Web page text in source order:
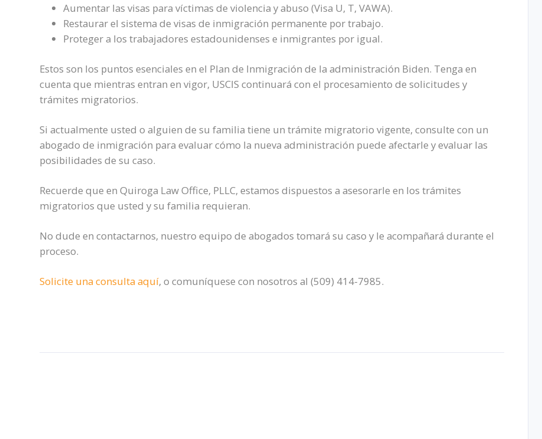
Aumentar las visas para víctimas de violencia y abuso (Visa U, T, VAWA).
Restaurar el sistema de visas de inmigración permanente por trabajo.
Proteger a los trabajadores estadounidenses e inmigrantes por igual.
Estos son los puntos esenciales en el Plan de Inmigración de la administración Biden. Tenga en
cuenta que mientras entran en vigor, USCIS continuará con el procesamiento de solicitudes y
trámites migratorios.
Si actualmente usted o alguien de su familia tiene un trámite migratorio vigente, consulte con un
abogado de inmigración para evaluar cómo la nueva administración puede afectarle y evaluar las
posibilidades de su caso.
Recuerde que en Quiroga Law Office, PLLC, estamos dispuestos a asesorarle en los trámites
migratorios que usted y su familia requieran.
No dude en contactarnos, nuestro equipo de abogados tomará su caso y le acompañará durante el
proceso.
Solicite una consulta aquí, o comuníquese con nosotros al (509) 414-7985.